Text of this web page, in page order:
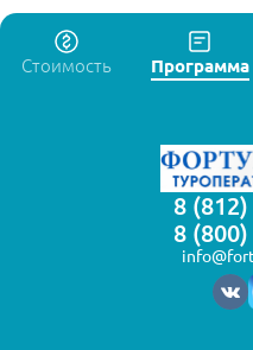
Стоимость Программа
8
8